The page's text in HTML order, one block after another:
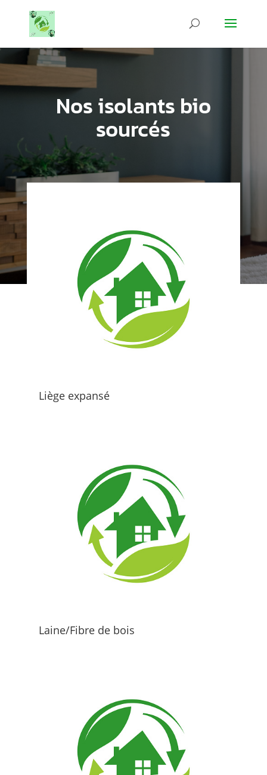
Nos isolants bio
sourcés
Liège expansé
Laine/Fibre de bois